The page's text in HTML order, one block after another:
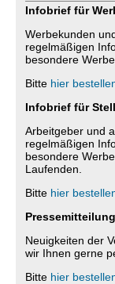
Infobrief für
Werbekunden
regelmäßigen
besondere
Bitte hier
Infobrief für
Arbeitgeber und
regelmäßigen
besondere
Laufenden.
Bitte hier
Neuigkeiten der
wir Ihnen gerne
Bitte hier